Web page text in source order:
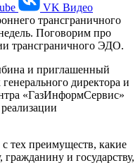
VK Видео
трансграничного
Поговорим про
трансграничного ЭДО.
и приглашенный
директора и
«ГазИнформСервис»
тех преимуществ, какие
и государству,